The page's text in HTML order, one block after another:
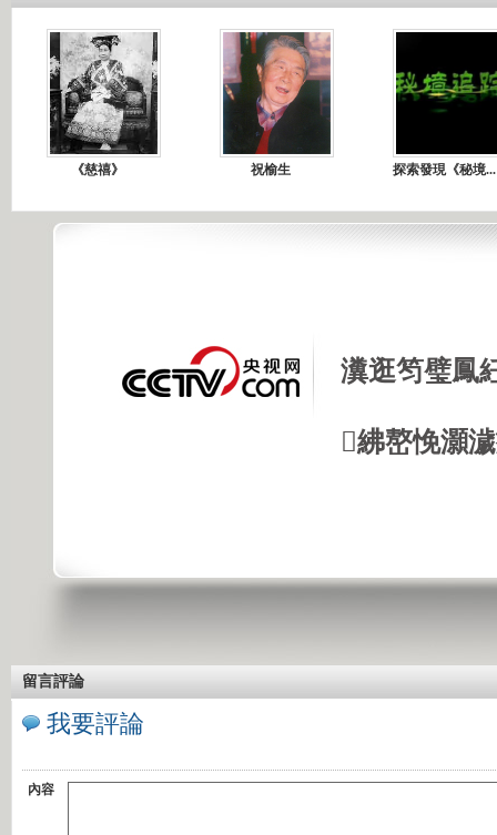
《慈禧》 祝榆生 探索發現《秘境...
瀵逛笉璧鳳
紼嶅悗灝
留言評論
我要評論
內容